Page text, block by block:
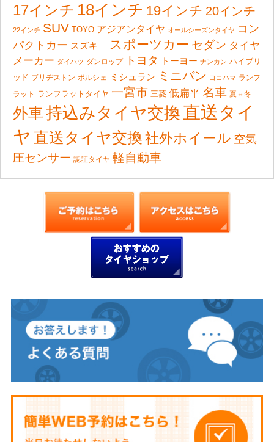
17インチ 18インチ 19インチ 20インチ
22インチ SUV TOYO アジアンタイヤ オールシーズンタイヤ コン
パクトカー スズキ スポーツカー セダン タイヤ
メーカー ダイハツ ダンロップ トヨタ トーヨー ナンカン ハイブリ
ッド ブリヂストン ポルシェ ミシュラン ミニバン ヨコハマ ランフ
ラット ランフラットタイヤ 一宮市 三菱 低扁平 名車 夏⇔冬
外車持込みタイヤ交換 直送タイ
ヤ 直送タイヤ交換社外ホイール 空気
圧センサー 認証タイヤ 軽自動車